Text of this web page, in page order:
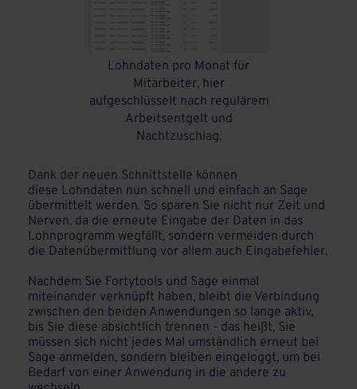
Lohndaten pro Monat für
Mitarbeiter, hier
aufgeschlüsselt nach regulärem
Arbeitsentgelt und
Nachtzuschlag.
Dank der neuen Schnittstelle können
diese Lohndaten nun schnell und einfach an Sage
übermittelt werden. So sparen Sie nicht nur Zeit und
Nerven, da die erneute Eingabe der Daten in das
Lohnprogramm wegfällt, sondern vermeiden durch
die Datenübermittlung vor allem auch Eingabefehler.
Nachdem Sie Fortytools und Sage einmal
miteinander verknüpft haben, bleibt die Verbindung
zwischen den beiden Anwendungen so lange aktiv,
bis Sie diese absichtlich trennen - das heißt, Sie
müssen sich nicht jedes Mal umständlich erneut bei
Sage anmelden, sondern bleiben eingeloggt, um bei
Bedarf von einer Anwendung in die andere zu